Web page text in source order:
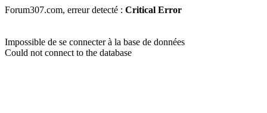
Forum307.com, erreur detecté : Critical Error
Impossible de se connecter à la base de données
Could not connect to the database